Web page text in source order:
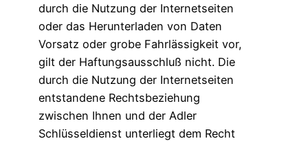
durch die Nutzung der Internetseiten
oder das Herunterladen von Daten
Vorsatz oder grobe Fahrlässigkeit vor,
gilt der Haftungsausschluß nicht. Die
durch die Nutzung der Internetseiten
entstandene Rechtsbeziehung
zwischen Ihnen und der Adler
Schlüsseldienst unterliegt dem Recht